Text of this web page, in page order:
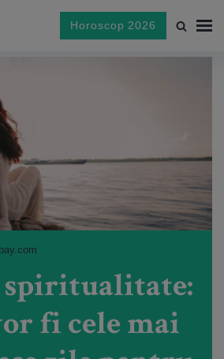
Horoscop 2026
spiritualitate:
fi cele mai